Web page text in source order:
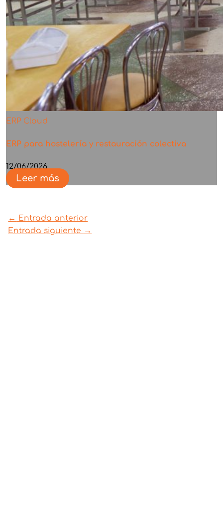
ERP Cloud
ERP para hostelería y restauración colectiva
12/06/2026
Leer más
← Entrada anterior
Entrada siguiente →